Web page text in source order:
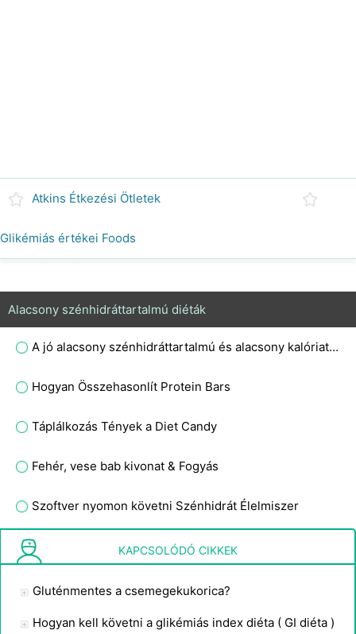
Atkins Étkezési Ötletek
Glikémiás értékei Foods
Alacsony szénhidráttartalmú diéták
A jó alacsony szénhidráttartalmú és alacsony kalóriatartalmú élelmiszerek
Hogyan Összehasonlít Protein Bars
Táplálkozás Tények a Diet Candy
Fehér, vese bab kivonat & Fogyás
Szoftver nyomon követni Szénhidrát Élelmiszer
A lista nem - szénhidrát Foods
KAPCSOLÓDÓ CIKKEK
Gluténmentes a csemegekukorica?
Hogyan kell követni a glikémiás index diéta ( GI diéta )